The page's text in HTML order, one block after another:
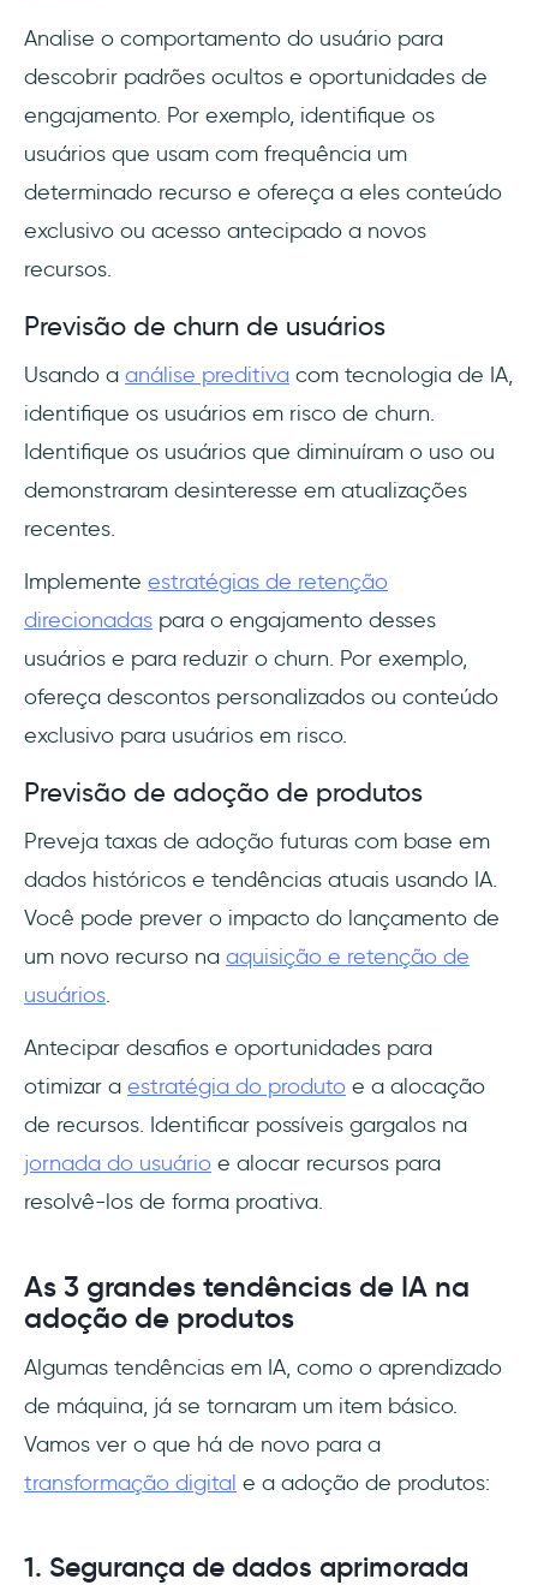
Analise o comportamento do usuário para
descobrir padrões ocultos e oportunidades de
engajamento. Por exemplo, identifique os
usuários que usam com frequência um
determinado recurso e ofereça a eles conteúdo
exclusivo ou acesso antecipado a novos
recursos.
Previsão de churn de usuários
Usando a análise preditiva com tecnologia de IA,
identifique os usuários em risco de churn.
Identifique os usuários que diminuíram o uso ou
demonstraram desinteresse em atualizações
recentes.
Implemente estratégias de retenção
direcionadas para o engajamento desses
usuários e para reduzir o churn. Por exemplo,
ofereça descontos personalizados ou conteúdo
exclusivo para usuários em risco.
Previsão de adoção de produtos
Preveja taxas de adoção futuras com base em
dados históricos e tendências atuais usando IA.
Você pode prever o impacto do lançamento de
um novo recurso na aquisição e retenção de
usuários.
Antecipar desafios e oportunidades para
otimizar a estratégia do produto e a alocação
de recursos. Identificar possíveis gargalos na
jornada do usuário e alocar recursos para
resolvê-los de forma proativa.
As 3 grandes tendências de IA na
adoção de produtos
Algumas tendências em IA, como o aprendizado
de máquina, já se tornaram um item básico.
Vamos ver o que há de novo para a
transformação digital e a adoção de produtos:
1. Segurança de dados aprimorada